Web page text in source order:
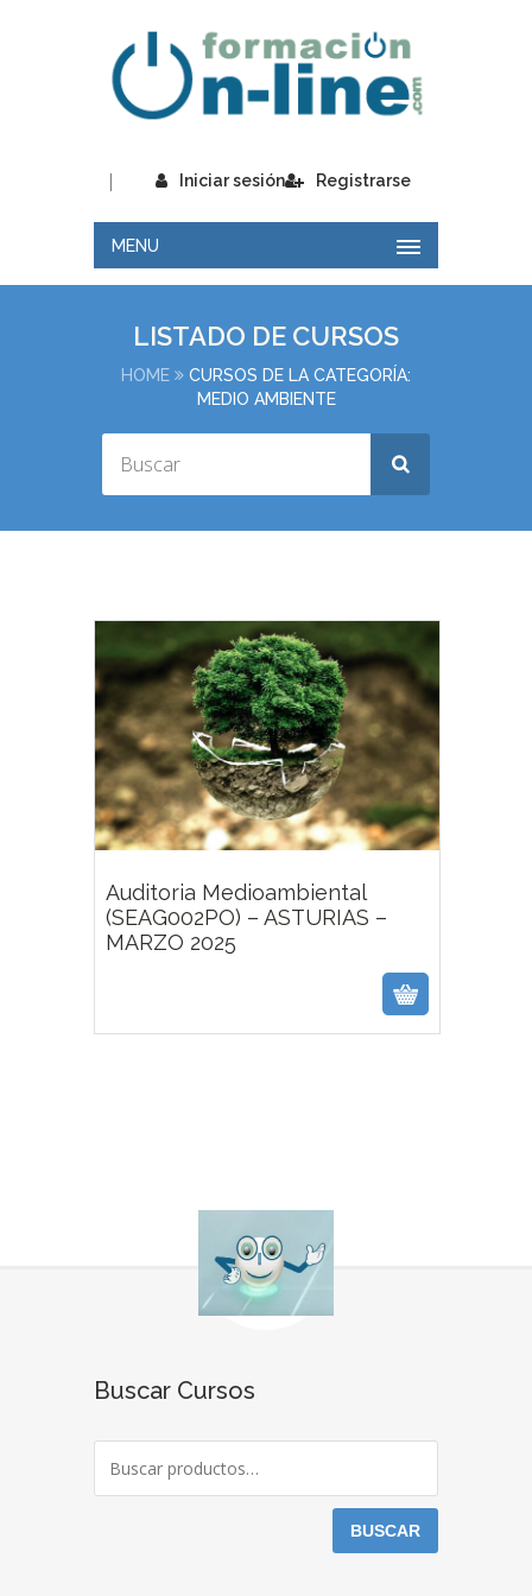
Iniciar sesión
| Registrarse
MENU
LISTADO DE CURSOS
HOME
CURSOS DE LA CATEGORÍA:
MEDIO AMBIENTE
Auditoria Medioambiental
(SEAG002PO) – ASTURIAS –
MARZO 2025
Buscar Cursos
BUSCAR